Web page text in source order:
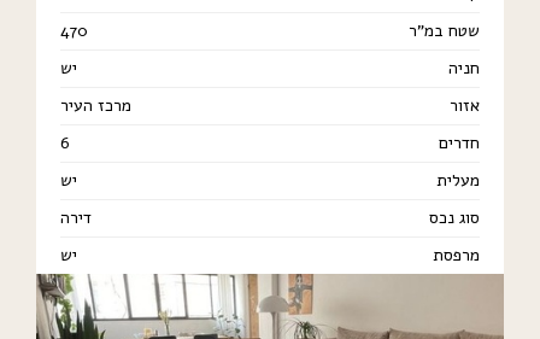
שטח במ"ר
470
חניה
יש
אזור
מרכז העיר
חדרים
6
מעלית
יש
סוג נכס
דירה
מרפסת
יש